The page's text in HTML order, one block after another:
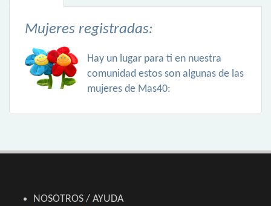
Mujeres registradas:
Hay un lugar para ti en nuestra
comunidad estos son algunas de las
mujeres de Mas40:
NOSOTROS / AYUDA